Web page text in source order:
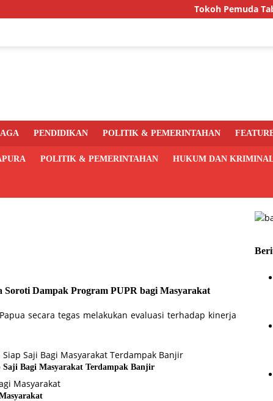
Tokoh Pemuda Tabi
PENDIDIKAN POLITIK & PEMERINTAHAN
POLITIK & PEMERINTAHAN HUKUM DAN
Dampak Program PUPR bagi Masyarakat
secara tegas melakukan evaluasi terhadap kinerja
Bagi Masyarakat Terdampak Banjir